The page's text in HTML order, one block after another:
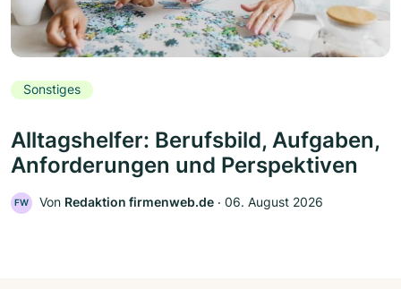
Sonstiges
Alltagshelfer: Berufsbild, Aufgaben,
Anforderungen und Perspektiven
FW Von Redaktion firmenweb.de ‧ 06. August 2026